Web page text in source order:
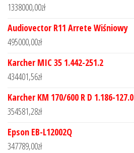
1338000,00zł
Audiovector R11 Arrete Wiśniowy
495000,00zł
Karcher MIC 35 1.442-251.2
434401,56zł
Karcher KM 170/600 R D 1.186-127.0
354581,28zł
Epson EB-L12002Q
347789,00zł